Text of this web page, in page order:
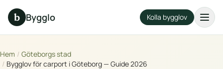
b Bygglo Kolla bygglov
Hem / Göteborgs stad
/ Bygglov för carport i Göteborg — Guide 2026